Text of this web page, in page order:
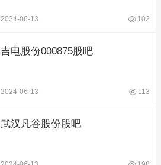
2024-06-13 102
吉电股份000875股吧
2024-06-13 113
武汉凡谷股份股吧